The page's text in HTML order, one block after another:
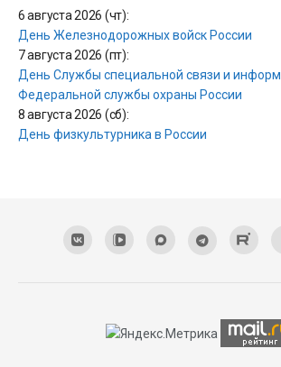
6 августа 2026 (чт):
День Железнодорожных войск России
7 августа 2026 (пт):
День Службы специальной связи и
Федеральной службы охраны России
8 августа 2026 (сб):
День физкультурника в России